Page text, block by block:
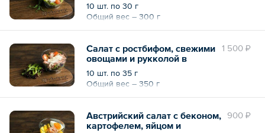
10 шт. по 30 г
Общий вес – 300 г
1 500 ₽
Салат с ростбифом, свежими
овощами и рукколой в
ореховой заправке
10 шт. по 35 г
Общий вес – 350 г
900 ₽
Австрийский салат с беконом,
картофелем, яйцом и